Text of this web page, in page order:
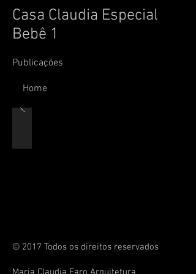
Casa Claudia Especial
Bebê 1
Publicações
Home
© 2017 Todos os direitos reservados